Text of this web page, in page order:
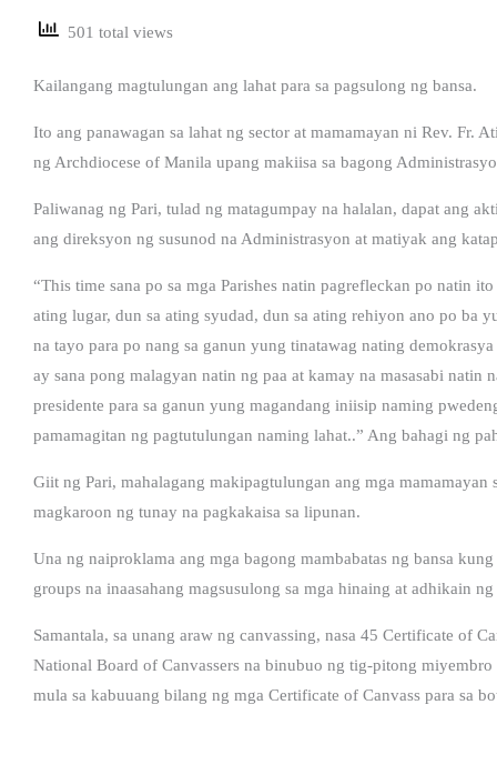
501 total views
Kailangang magtulungan ang lahat para sa pagsulong ng bansa.
Ito ang panawagan sa lahat ng sector at mamamayan ni Rev. Fr.
ng Archdiocese of Manila upang makiisa sa bagong
Paliwanag ng Pari, tulad ng matagumpay na halalan, dapat ang
ang direksyon ng susunod na Administrasyon at matiyak ang
“This time sana po sa mga Parishes natin pagrefleckan po natin
ating lugar, dun sa ating syudad, dun sa ating rehiyon ano po ba
na tayo para po nang sa ganun yung tinatawag nating
ay sana pong malagyan natin ng paa at kamay na masasabi natin
presidente para sa ganun yung magandang iniisip naming
pamamagitan ng pagtutulungan naming lahat..” Ang bahagi ng
Giit ng Pari, mahalagang makipagtulungan ang mga mamamayan
magkaroon ng tunay na pagkakaisa sa lipunan.
Una ng naiproklama ang mga bagong mambabatas ng bansa
groups na inaasahang magsusulong sa mga hinaing at adhikain
Samantala, sa unang araw ng canvassing, nasa 45 Certificate of
National Board of Canvassers na binubuo ng tig-pitong
mula sa kabuuang bilang ng mga Certificate of Canvass para sa